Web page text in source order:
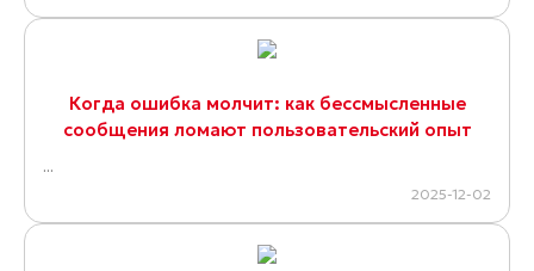
Когда ошибка молчит: как бессмысленные
сообщения ломают пользовательский опыт
...
2025-12-02